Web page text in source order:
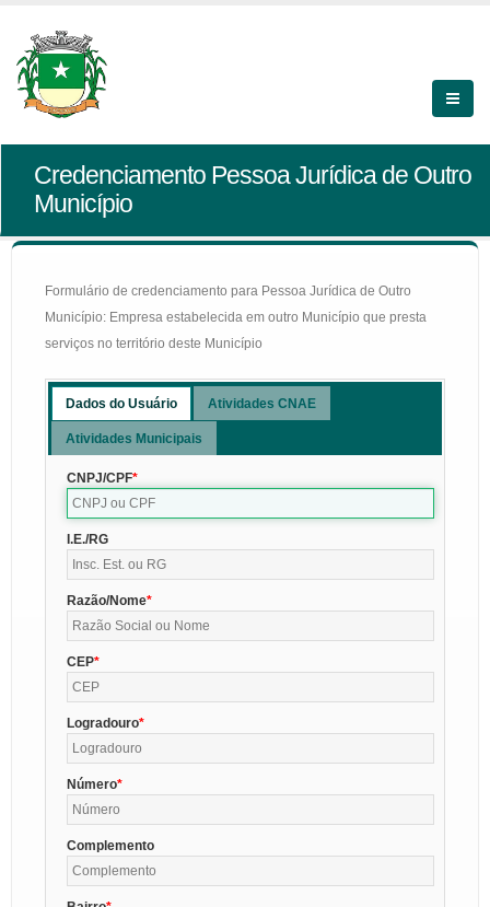
Credenciamento Pessoa Jurídica de Outro
Município
Formulário de credenciamento para Pessoa Jurídica de Outro
Município: Empresa estabelecida em outro Município que presta
serviços no território deste Município
Dados do Usuário Atividades CNAE
Atividades Municipais
CNPJ/CPF
I.E./RG
Razão/Nome
CEP
Logradouro
Número
Complemento